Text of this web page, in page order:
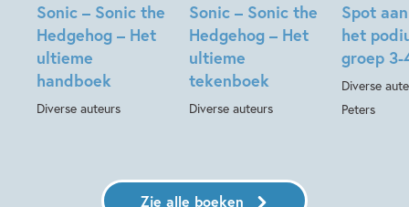
Sonic – Sonic the
Hedgehog – Het
ultieme
handboek
Diverse auteurs
Sonic – Sonic the
Hedgehog – Het
ultieme
tekenboek
Diverse auteurs
Spot
het
groep 3-
Diverse
Peters
Zie alle boeken